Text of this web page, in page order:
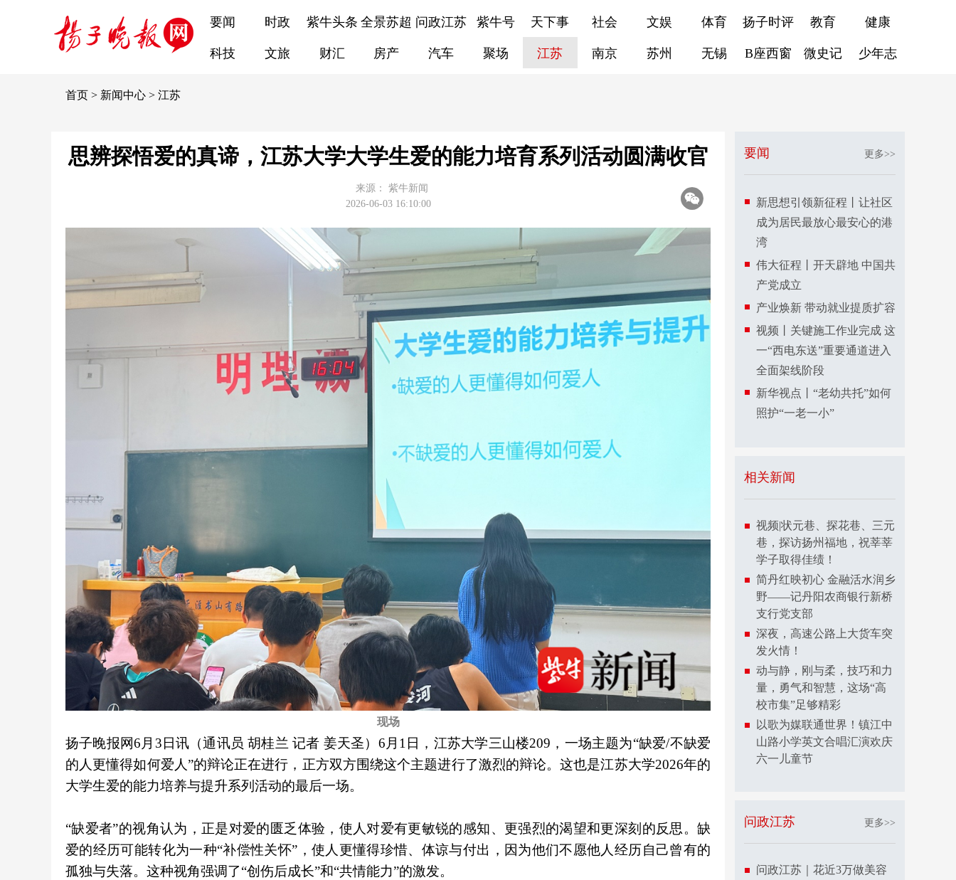
要闻 时政 紫牛头条 全景苏超 问政江苏 紫牛号 天下事 社会 文娱 体育 扬子时评 教育 健康
科技 文旅 财汇 房产 汽车 聚场 江苏 南京 苏州 无锡 B座西窗 微史记 少年志
首页 > 新闻中心 > 江苏
思辨探悟爱的真谛，江苏大学大学生爱的能力培育系列活动圆满收官
来源：
紫牛新闻
2026-06-03 16:10:00
现场
扬子晚报网6月3日讯（通讯员 胡桂兰 记者 姜天圣）6月1日，江苏大学三山楼209，一场主题为“缺爱/不缺爱
的人更懂得如何爱人”的辩论正在进行，正方双方围绕这个主题进行了激烈的辩论。这也是江苏大学2026年的
大学生爱的能力培养与提升系列活动的最后一场。
“缺爱者”的视角认为，正是对爱的匮乏体验，使人对爱有更敏锐的感知、更强烈的渴望和更深刻的反思。缺
爱的经历可能转化为一种“补偿性关怀”，使人更懂得珍惜、体谅与付出，因为他们不愿他人经历自己曾有的
孤独与失落。这种视角强调了“创伤后成长”和“共情能力”的激发。
要闻 更多>>
新思想引领新征程丨让社区
成为居民最放心最安心的港
湾
伟大征程丨开天辟地 中国共
产党成立
产业焕新 带动就业提质扩容
视频丨关键施工作业完成 这
一“西电东送”重要通道进入
全面架线阶段
新华视点丨“老幼共托”如何
照护“一老一小”
相关新闻
视频|状元巷、探花巷、三元
巷，探访扬州福地，祝莘莘
学子取得佳绩！
简丹红映初心 金融活水润乡
野——记丹阳农商银行新桥
支行党支部
深夜，高速公路上大货车突
发火情！
动与静，刚与柔，技巧和力
量，勇气和智慧，这场“高
校市集”足够精彩
以歌为媒联通世界！镇江中
山路小学英文合唱汇演欢庆
六一儿童节
问政江苏 更多>>
问政江苏｜花近3万做美容